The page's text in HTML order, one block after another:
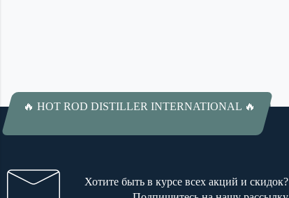
🔥 HOT ROD DISTILLER INTERNATIONAL 🔥
Хотите быть в курсе всех акций и скидок?